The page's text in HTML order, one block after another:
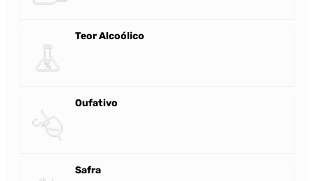
Teor Alcoólico
Oufativo
Safra